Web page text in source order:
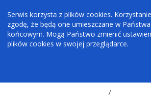
Serwis korzysta z plików cookies.
zgodę, że będą one umieszczane w
końcowym. Mogą Państwo zmienić
plików cookies w swojej przeglądarce.
/